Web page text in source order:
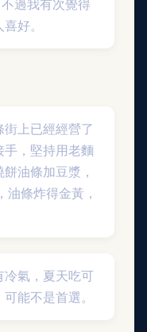
過我有次覺得
好。
上已經經營了
，堅持用老麵
油條加豆漿，
條炸得金黃，
冷氣，夏天吃可
能不是首選。